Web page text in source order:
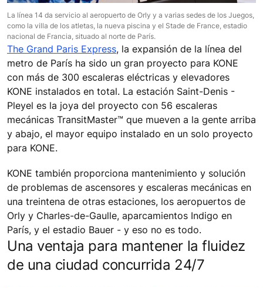
La línea 14 da servicio al aeropuerto de Orly y a varias sedes de los Juegos,
como la villa de los atletas, la nueva piscina y el Stade de France, estadio
nacional de Francia, situado al norte de París.
The Grand Paris Express, la expansión de la línea del
metro de París ha sido un gran proyecto para KONE
con más de 300 escaleras eléctricas y elevadores
KONE instalados en total. La estación Saint-Denis -
Pleyel es la joya del proyecto con 56 escaleras
mecánicas TransitMaster™ que mueven a la gente arriba
y abajo, el mayor equipo instalado en un solo proyecto
para KONE.
KONE también proporciona mantenimiento y solución
de problemas de ascensores y escaleras mecánicas en
una treintena de otras estaciones, los aeropuertos de
Orly y Charles-de-Gaulle, aparcamientos Indigo en
París, y el estadio Bauer - y eso no es todo.
Una ventaja para mantener la fluidez
de una ciudad concurrida 24/7